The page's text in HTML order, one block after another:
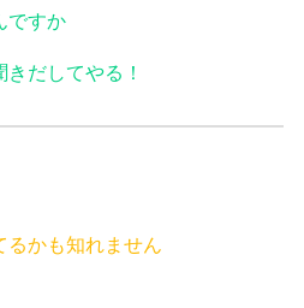
ですか
だしてやる！
るかも知れません